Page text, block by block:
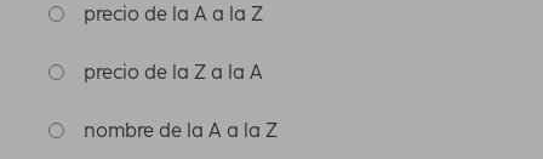
precio de la A a la Z
precio de la Z a la A
nombre de la A a la Z